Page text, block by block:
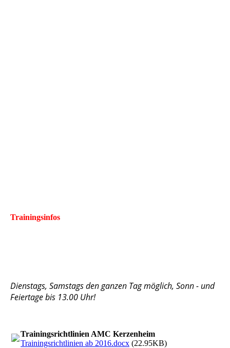
Trainingsinfos
Dienstags, Samstags den ganzen Tag möglich, Sonn - und
Feiertage bis 13.00 Uhr!
Trainingsrichtlinien AMC Kerzenheim
Trainingsrichtlinien ab 2016.docx (22.95KB)